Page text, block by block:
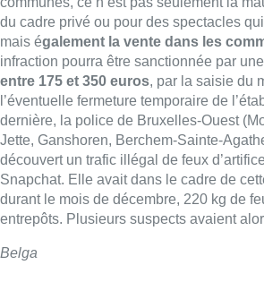
du cadre privé ou pour des spectacles
mais également la vente dans les
infraction pourra être sanctionnée par
entre 175 et 350 euros, par la saisie du
l’éventuelle fermeture temporaire de
dernière, la police de Bruxelles-Ouest
Jette, Ganshoren, Berchem-Sainte-
découvert un trafic illégal de feux
Snapchat. Elle avait dans le cadre de
durant le mois de décembre, 220 kg de
entrepôts. Plusieurs suspects avaient
Belga